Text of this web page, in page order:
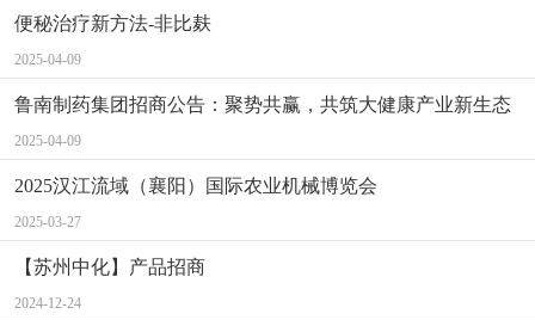
便秘治疗新方法-非比麸
2025-04-09
鲁南制药集团招商公告：聚势共赢，共筑大健康产业新生态
2025-04-09
‌2025汉江流域（襄阳）国际农业机械博览会
2025-03-27
【苏州中化】产品招商
2024-12-24